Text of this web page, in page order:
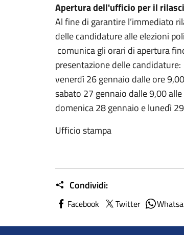
Apertura dell'ufficio per il
Al fine di garantire l’immediato
delle candidature alle elezioni
comunica gli orari di apertura
presentazione delle candidature:
venerdì 26 gennaio dalle ore
sabato 27 gennaio dalle 9,00
domenica 28 gennaio e lunedì
Ufficio stampa
Condividi:
Facebook Twitter